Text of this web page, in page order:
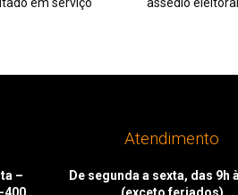
–
Atendimento
De segunda a sexta, das 9h